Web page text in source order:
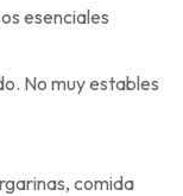
esenciales
No muy estables
comida